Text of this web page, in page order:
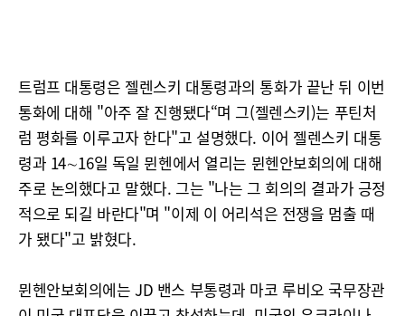
트럼프 대통령은 젤렌스키 대통령과의 통화가 끝난 뒤 이번
통화에 대해 "아주 잘 진행됐다“며 그(젤렌스키)는 푸틴처
럼 평화를 이루고자 한다"고 설명했다. 이어 젤렌스키 대통
령과 14∼16일 독일 뮌헨에서 열리는 뮌헨안보회의에 대해
주로 논의했다고 말했다. 그는 "나는 그 회의의 결과가 긍정
적으로 되길 바란다"며 "이제 이 어리석은 전쟁을 멈출 때
가 됐다"고 밝혔다.
뮌헨안보회의에는 JD 밴스 부통령과 마코 루비오 국무장관